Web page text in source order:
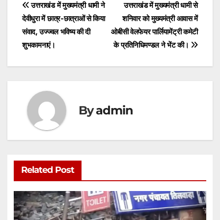
A
p
p
b
o
k
e
n
g
er
Post
navigation
उत्तराखंड में मुख्यमंत्री धामी से
शनिवार को मुख्यमंत्री आवास में
ओबीसी वेलफेयर पार्लियामेंट्री कमेटी
के प्रतिनिधिमण्डल ने भेंट की।
उत्तराखंड में मुख्यमंत्री धामी ने
देवीधुरा में छात्र-छात्राओं से किया
संवाद, उज्ज्वल भविष्य की दी
शुभकामनाएं।
Byadmin
Related Post